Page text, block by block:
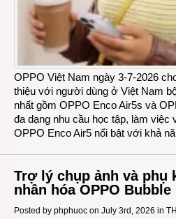
OPPO Việt Nam ngày 3-7-2026
thiệu với người dùng ở Việt Nam
nhất gồm OPPO Enco Air5s và
đa dạng nhu cầu học tập, làm việc
OPPO Enco Air5 nổi bật với khả
Trợ lý chụp ảnh và phụ
nhân hóa OPPO Bubble
Posted by phphuoc on July 3rd, 2026 in